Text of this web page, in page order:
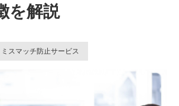
を解説
ミスマッチ防止サービス